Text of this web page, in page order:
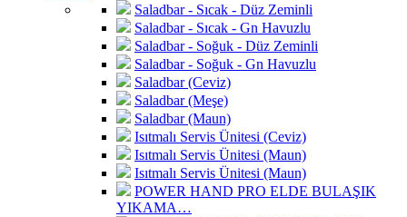
Saladbar - Sıcak - Düz Zeminli
Saladbar - Sıcak - Gn Havuzlu
Saladbar - Soğuk - Düz Zeminli
Saladbar - Soğuk - Gn Havuzlu
Saladbar (Ceviz)
Saladbar (Meşe)
Saladbar (Maun)
Isıtmalı Servis Ünitesi (Ceviz)
Isıtmalı Servis Ünitesi (Maun)
Isıtmalı Servis Ünitesi (Maun)
POWER HAND PRO ELDE BULAŞIK
YIKAMA…